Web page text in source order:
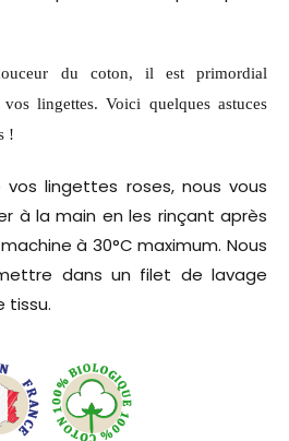
du coton, il est primordial
vos lingettes. Voici quelques astuces
!
lingettes roses, nous vous
à la main en les rinçant après
à 30°C maximum. Nous
dans un filet de lavage
tissu.